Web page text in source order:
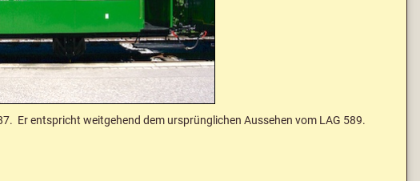
Er entspricht weitgehend dem ursprünglichen Aussehen vom LAG 589.